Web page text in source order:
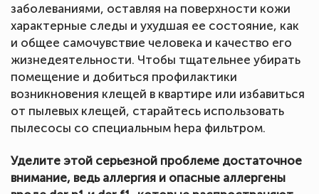
заболеваниями, оставляя на поверхности кожи
характерные следы и ухудшая ее состояние, как
и общее самочувствие человека и качество его
жизнедеятельности. Чтобы тщательнее убирать
помещение и добиться профилактики
возникновения клещей в квартире или избавиться
от пылевых клещей, старайтесь использовать
пылесосы со специальным hepa фильтром.
Уделите этой серьезной проблеме достаточное
внимание, ведь аллергия и опасные аллергены